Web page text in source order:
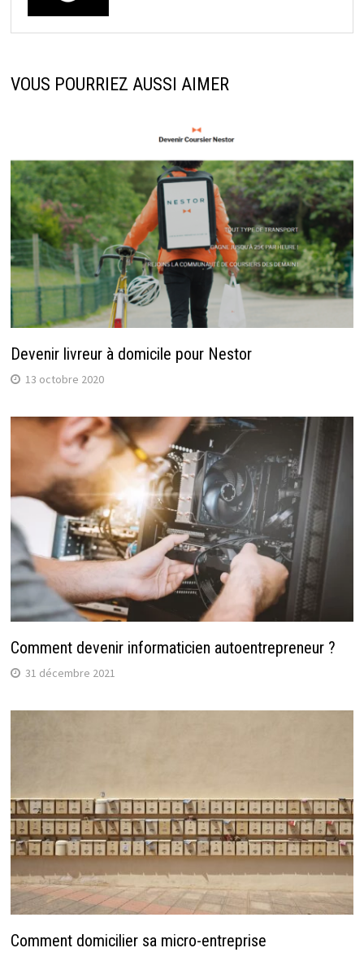
VOUS POURRIEZ AUSSI AIMER
Devenir livreur à domicile pour Nestor
13 octobre 2020
Comment devenir informaticien autoentrepreneur ?
31 décembre 2021
Comment domicilier sa micro-entreprise